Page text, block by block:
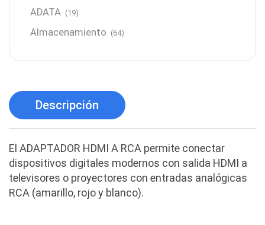
ADATA (19)
Almacenamiento (64)
Antivirus (1)
Aro de luz
Audífonos (23)
Audífonos (12)
Audífonos inalámbricos (24)
Descripción
El ADAPTADOR HDMI A RCA permite conectar
dispositivos digitales modernos con salida HDMI a
televisores o proyectores con entradas analógicas
RCA (amarillo, rojo y blanco).